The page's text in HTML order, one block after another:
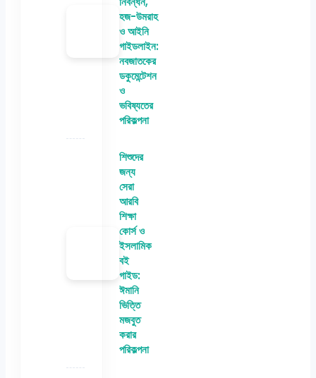
হজ-উমরাহ
ও আইনি
গাইডলাইন:
নবজাতকের
ডকুমেন্টেশন
ও
ভবিষ্যতের
পরিকল্পনা
শিশুদের
জন্য
সেরা
আরবি
শিক্ষা
কোর্স ও
ইসলামিক
বই
গাইড:
ঈমানি
ভিত্তি
মজবুত
করার
পরিকল্পনা